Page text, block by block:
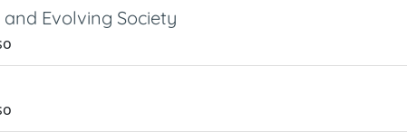
Evolving Society